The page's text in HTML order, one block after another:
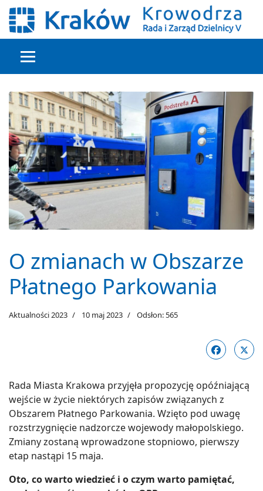
Głowna treść
O zmianach w Obszarze
Płatnego Parkowania
Aktualności 2023 10 maj 2023 Odsłon: 565
Rada Miasta Krakowa przyjęła propozycję opóźniającą
wejście w życie niektórych zapisów związanych z
Obszarem Płatnego Parkowania. Wzięto pod uwagę
rozstrzygnięcie nadzorcze wojewody małopolskiego.
Zmiany zostaną wprowadzone stopniowo, pierwszy
etap nastąpi 15 maja.
Oto, co warto wiedzieć i o czym warto pamiętać,